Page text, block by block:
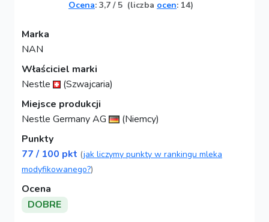
Ocena: 3,7 / 5 (liczba ocen: 14)
Marka
NAN
Właściciel marki
Nestle
(Szwajcaria)
Miejsce produkcji
Nestle Germany AG
(Niemcy)
Punkty
77 / 100 pkt (jak liczymy punkty w rankingu mleka
modyfikowanego?)
Ocena
DOBRE